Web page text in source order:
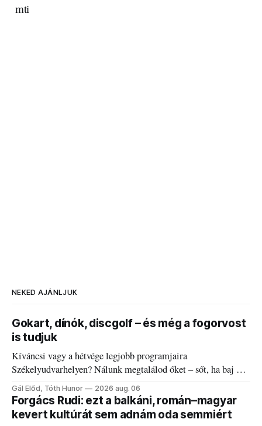
mti
NEKED AJÁNLJUK
Gokart, dínók, discgolf – és még a fogorvost
is tudjuk
Kíváncsi vagy a hétvége legjobb programjaira
Székelyudvarhelyen? Nálunk megtalálod őket – sőt, ha baj van
a fogaddal, a fogorvosi ügyeletet is!
Gál Előd, Tóth Hunor 2026 aug. 06
Forgács Rudi: ezt a balkáni, román–magyar
kevert kultúrát sem adnám oda semmiért